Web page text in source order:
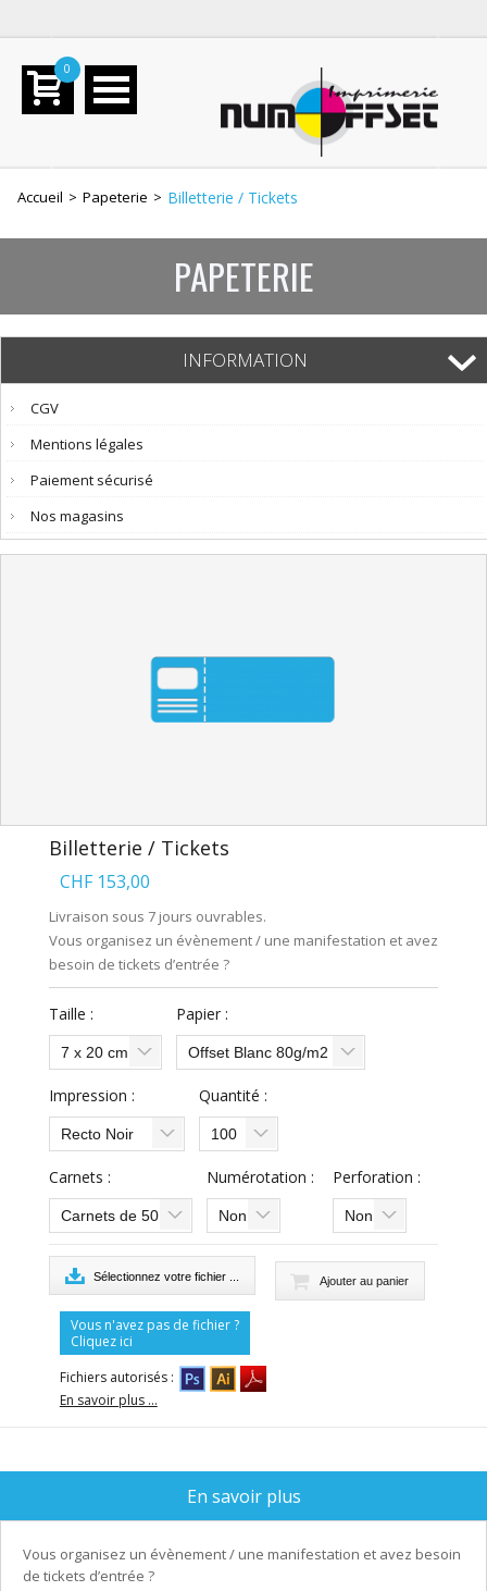
0
Accueil > Papeterie > Billetterie / Tickets
PAPETERIE
INFORMATION
CGV
Mentions légales
Paiement sécurisé
Nos magasins
Billetterie / Tickets
CHF 153,00
Livraison sous 7 jours ouvrables.
Vous organisez un évènement / une manifestation et avez
besoin de tickets d’entrée ?
Taille :
7 x 20 cm
Papier :
Offset Blanc 80g/m2
Impression :
Recto Noir
Quantité :
100
Carnets :
Carnets de 50
Numérotation :
Non
Perforation :
Non
Sélectionnez votre fichier ...
Vous n'avez pas de fichier ?
Cliquez ici
Fichiers autorisés :
En savoir plus ...
En savoir plus
Vous organisez un évènement / une manifestation et avez besoin
de tickets d’entrée ?